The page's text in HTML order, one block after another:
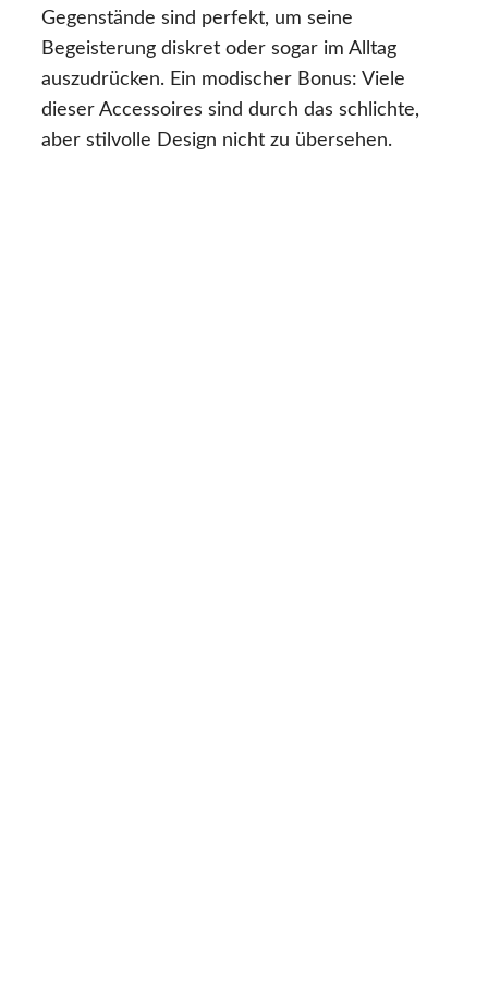
Gegenstände sind perfekt, um seine
Begeisterung diskret oder sogar im Alltag
auszudrücken. Ein modischer Bonus: Viele
dieser Accessoires sind durch das schlichte,
aber stilvolle Design nicht zu übersehen.